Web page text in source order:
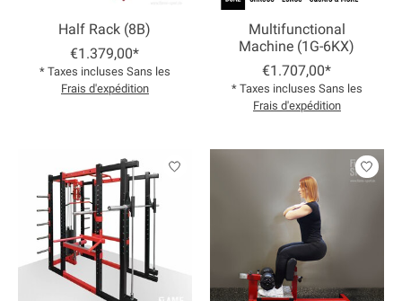
Half Rack (8B)
€1.379,00*
* Taxes incluses Sans les
Frais d'expédition
Multifunctional
Machine (1G-6KX)
€1.707,00*
* Taxes incluses Sans les
Frais d'expédition